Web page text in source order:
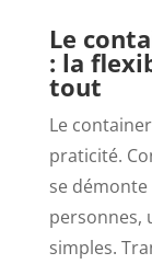
Le
: la
tout
Le
praticité.
se démonte
personnes,
simples.